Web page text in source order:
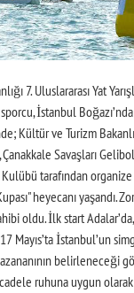
7. Uluslararası Yat
İstanbul
Kültür ve Turizm
Savaşları
Kulübü tarafından
heyecanı yaşandı.
oldu. İlk start
Mayıs’ta İstanbul’un
belirleneceği
ruhuna uygun